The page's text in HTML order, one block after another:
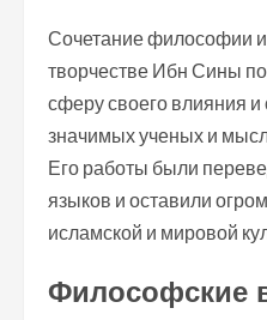
Сочетание философии
творчестве Ибн Сины
сферу своего влияния и
значимых ученых и
Его работы были
языков и оставили
исламской и мировой
Философские